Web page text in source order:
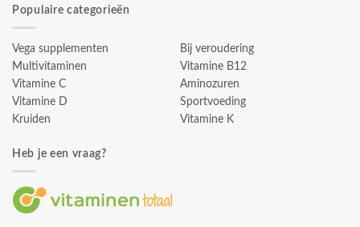
Populaire categorieën
Vega supplementen
Multivitaminen
Vitamine C
Vitamine D
Kruiden
Bij veroudering
Vitamine B12
Aminozuren
Sportvoeding
Vitamine K
Heb je een vraag?